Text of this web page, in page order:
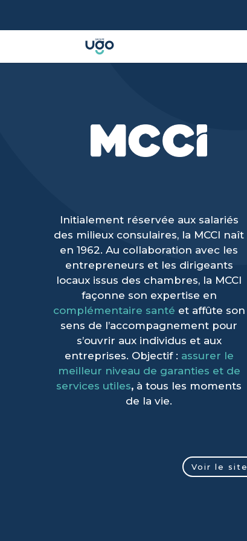
Initialement réservée aux salariés
des milieux consulaires, la MCCI naît
en 1962. Au collaboration avec les
entrepreneurs et les dirigeants
locaux issus des chambres, la MCCI
façonne son expertise en
complémentaire santé et affûte son
sens de l’accompagnement pour
s’ouvrir aux individus et aux
entreprises. Objectif : assurer le
meilleur niveau de garanties et de
services utiles, à tous les moments
de la vie.
Voir le site